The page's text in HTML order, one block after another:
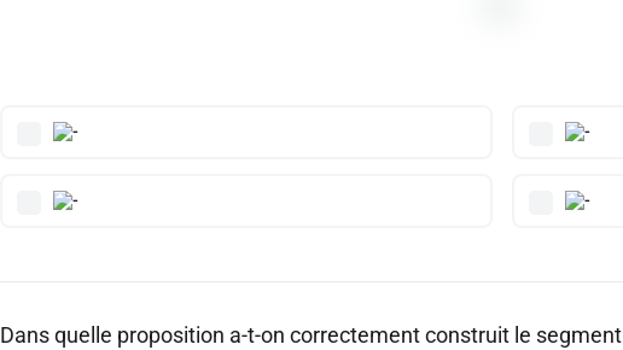
Dans quelle proposition a-t-on correctement construit le segment